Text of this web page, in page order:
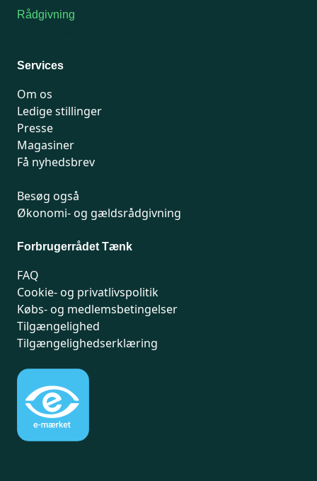
Rådgivning
Services
Om os
Ledige stillinger
Presse
Magasiner
Få nyhedsbrev
Besøg også
Økonomi- og gældsrådgivning
Forbrugerrådet Tænk
FAQ
Cookie- og privatlivspolitik
Købs- og medlemsbetingelser
Tilgængelighed
Tilgængelighedserklæring